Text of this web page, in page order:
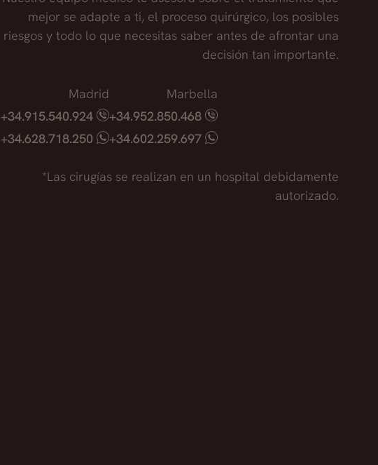
mejor se adapte a ti, el proceso quirúrgico, los posibles
riesgos y todo lo que necesitas saber antes de afrontar una
decisión tan importante.
Madrid
+34.915.540.924
+34.628.718.250
Marbella
+34.952.850.468
+34.602.259.697
*Las cirugías se realizan en un hospital debidamente
autorizado.